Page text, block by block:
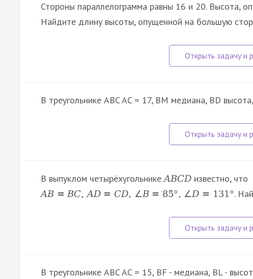
Стороны параллелограмма равны 16 и 20. Высота,
Найдите длину высоты, опущенной на большую
В треугольнике ABC AC = 17, BM медиана, BD
В выпуклом четырёхугольникеABCD известно, что
AB = BC, AD = CD, ∠B = 85°, ∠D = 131 °.
В треугольнике ABC AC = 15, BF - медиана, BL -